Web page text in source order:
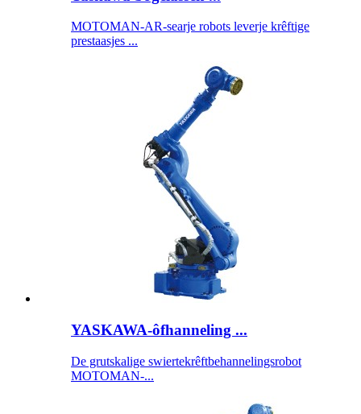
MOTOMAN-AR-searje robots leverje krêftige
prestaasjes ...
YASKAWA-ôfhanneling ...
De grutskalige swiertekrêftbehannelingsrobot
MOTOMAN-...